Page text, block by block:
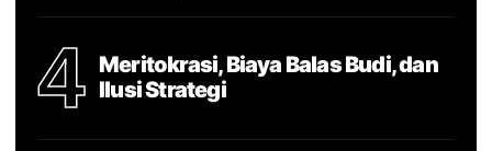
4
Meritokrasi, Biaya Balas Budi, dan
Ilusi Strategi